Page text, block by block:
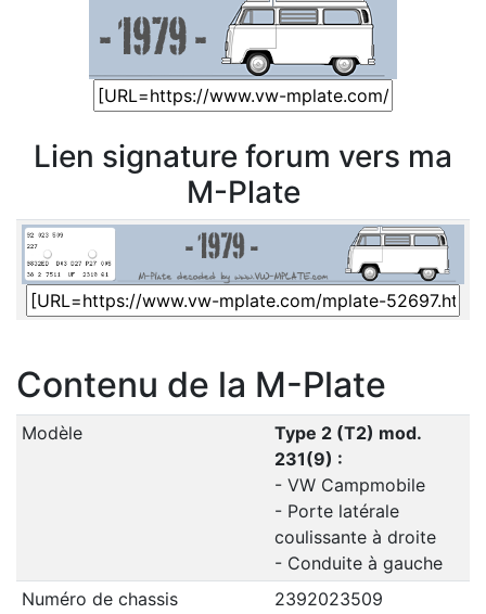
Lien signature forum vers ma
M-Plate
Contenu de la M-Plate
Modèle
Type 2 (T2) mod.
231(9) :
- VW Campmobile
- Porte latérale
coulissante à droite
- Conduite à gauche
Numéro de chassis
2392023509